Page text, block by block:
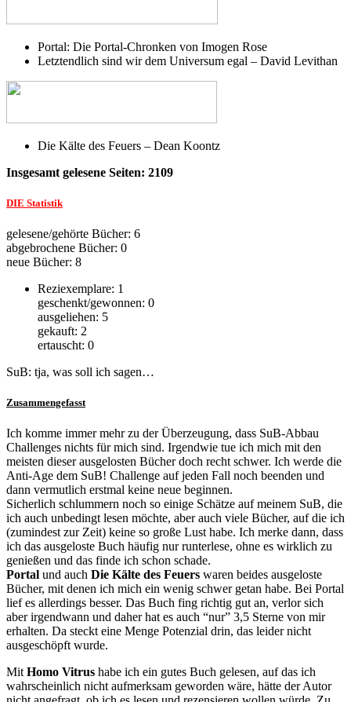
Portal: Die Portal-Chronken von Imogen Rose
Letztendlich sind wir dem Universum egal – David Levithan
Die Kälte des Feuers – Dean Koontz
Insgesamt gelesene Seiten: 2109
DIE Statistik
gelesene/gehörte Bücher: 6
abgebrochene Bücher: 0
neue Bücher: 8
Reziexemplare: 1
geschenkt/gewonnen: 0
ausgeliehen: 5
gekauft: 2
ertauscht: 0
SuB: tja, was soll ich sagen…
Zusammengefasst
Ich komme immer mehr zu der Überzeugung, dass SuB-Abbau
Challenges nichts für mich sind. Irgendwie tue ich mich mit den
meisten dieser ausgelosten Bücher doch recht schwer. Ich werde die
Anti-Age dem SuB! Challenge auf jeden Fall noch beenden und
dann vermutlich erstmal keine neue beginnen.
Sicherlich schlummern noch so einige Schätze auf meinem SuB, die
ich auch unbedingt lesen möchte, aber auch viele Bücher, auf die ich
(zumindest zur Zeit) keine so große Lust habe. Ich merke dann, dass
ich das ausgeloste Buch häufig nur runterlese, ohne es wirklich zu
genießen und das finde ich schon schade.
Portal und auch Die Kälte des Feuers waren beides ausgeloste
Bücher, mit denen ich mich ein wenig schwer getan habe. Bei Portal
lief es allerdings besser. Das Buch fing richtig gut an, verlor sich
aber irgendwann und daher hat es auch “nur” 3,5 Sterne von mir
erhalten. Da steckt eine Menge Potenzial drin, das leider nicht
ausgeschöpft wurde.
MitHomo Vitrus habe ich ein gutes Buch gelesen, auf das ich
wahrscheinlich nicht aufmerksam geworden wäre, hätte der Autor